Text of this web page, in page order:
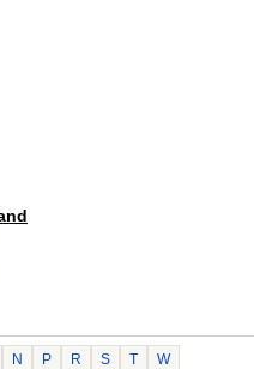
N P R S T W